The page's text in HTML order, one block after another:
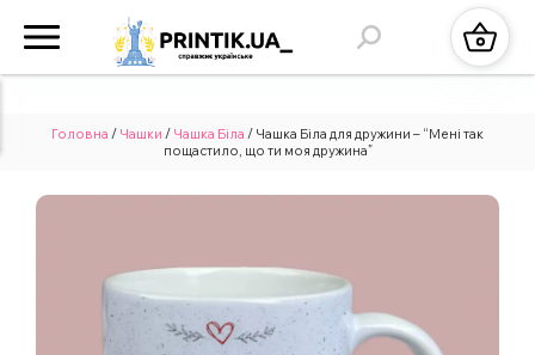
Головна / Чашки / Чашка Біла / Чашка Біла для дружини – “Мені так
пощастило, що ти моя дружина”